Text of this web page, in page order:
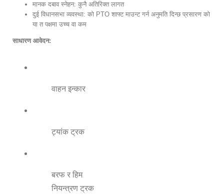
मानक दबाव स्नेहन: कुनै अतिरिक्त लागत
दुई विधानसभा व्यवस्था: को PTO शाफ्ट माउन्ट गर्न अनुमति दिन्छ प्रसारण को
या त पक्षमा उच्च वा कम
साधारण आवेदन:
वाहन इन्कार
ट्यांक ट्रक
बरफ र हिम
नियन्त्रण ट्रक